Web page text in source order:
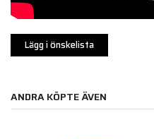
Lägg i önskelista
ANDRA KÖPTE ÄVEN